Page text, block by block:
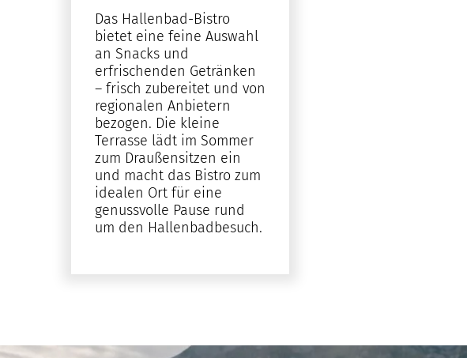
Das Hallenbad-Bistro
bietet eine feine Auswahl
an Snacks und
erfrischenden Getränken
– frisch zubereitet und von
regionalen Anbietern
bezogen. Die kleine
Terrasse lädt im Sommer
zum Draußensitzen ein
und macht das Bistro zum
idealen Ort für eine
genussvolle Pause rund
um den Hallenbadbesuch.